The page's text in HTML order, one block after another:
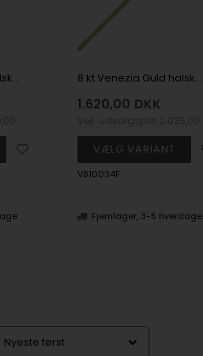
14 kt Panser Facet halskæde, 34 cm og 1,1 mm 8 kt Venezia Guld halskæde, 34 cm og 1,0 mm (bredde 0,9 mm)
1.620,00 DKK
V810034F
Fjernlager, 3-5 hverdage